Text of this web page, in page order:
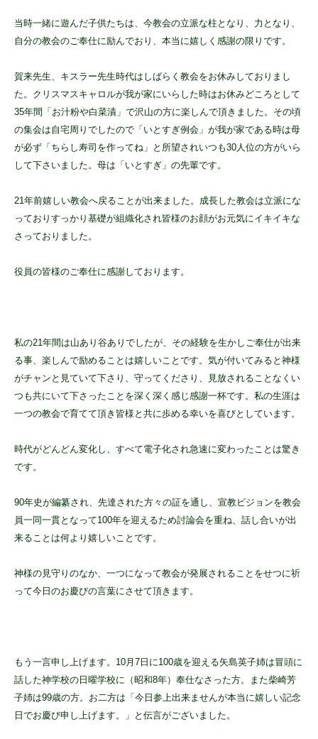
当時一緒に遊んだ子供たちは、今教会の立派な柱となり、力となり、
自分の教会のご奉仕に励んでおり、本当に嬉しく感謝の限りです。
賀来先生、キスラー先生時代はしばらく教会をお休みしておりまし
た。クリスマスキャロルが我が家にいらした時はお休みどころとして
35年間「お汁粉や白菜漬」で沢山の方に楽しんで頂きました。その頃
の集会は自宅周りでしたので「いとすぎ例会」が我が家である時は母
が必ず「ちらし寿司を作ってね」と所望されいつも30人位の方がいら
して下さいました。母は「いとすぎ」の先輩です。
21年前嬉しい教会へ戻ることが出来ました。成長した教会は立派にな
っておりすっかり基礎が組織化され皆様のお顔がお元気にイキイキな
さっておりました。
役員の皆様のご奉仕に感謝しております。
私の21年間は山あり谷ありでしたが、その経験を生かしご奉仕が出来
る事、楽しんで励めることは嬉しいことです。気が付いてみると神様
がチャンと見ていて下さり、守ってくださり、見放されることなくい
つも共にいて下さったことを深く深く感じ感謝一杯です。私の生涯は
一つの教会で育てて頂き皆様と共に歩める幸いを喜びとしています。
時代がどんどん変化し、すべて電子化され急速に変わったことは驚き
です。
90年史が編纂され、先達された方々の証を通し、宣教ビジョンを教会
員一同一貫となって100年を迎えるため討論会を重ね、話し合いが出
来ることは何より嬉しいことです。
神様の見守りのなか、一つになって教会が発展されることをせつに祈
って今日のお慶びの言葉にさせて頂きます。
もう一言申し上げます。10月7日に100歳を迎える矢島英子姉は冒頭に
話した神学校の日曜学校に（昭和8年）奉仕なさった方。また柴崎芳
子姉は99歳の方。お二方は「今日参上出来ませんが本当に嬉しい記念
日でお慶び申し上げます。」と伝言がございました。